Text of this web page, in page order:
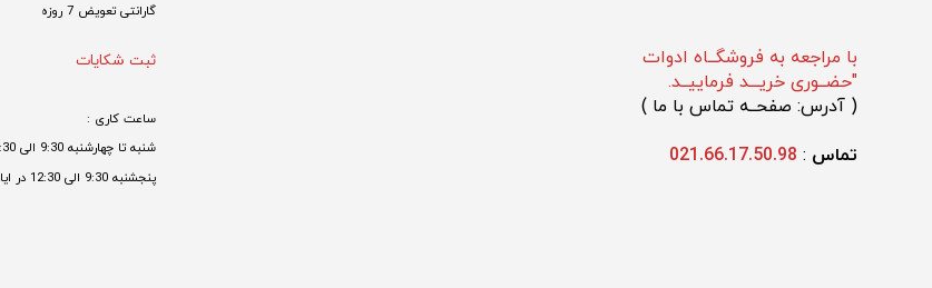
با مراجعه به فروشگــاه ادوات
"حضــوری خریـــد فرماییــد.
( آدرس: صفحــه تماس با ما )
تماس :
021.66.17.50.98
گارانتی تعویض 7 روزه
ثبت شکایات
ساعت کاری :
شنبه تا چهارشنبه 9:30 الی 17:30
پنجشنبه 9:30 الی 12:30 در ایام غیر تعطیل